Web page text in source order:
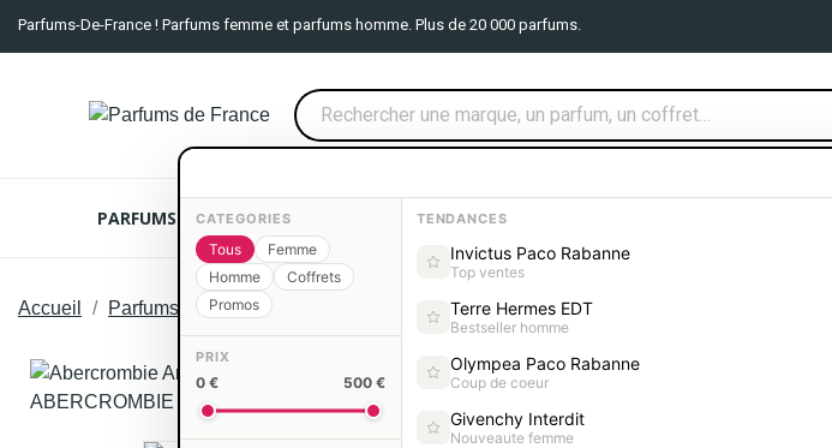
Parfums-De-France ! Parfums femme et parfums homme. Plus de 20 000 parfums.
PARFUMS FEMME PARFUMS HOMME COFFRETS PARFUMS
Accueil Parfums femme Parfums ABERCROMBIE FITCH femme
CATEGORIES
Tous
Femme
Homme
Coffrets
Promos
PRIX
0 € 500 €
TENDANCES
Invictus Paco Rabanne
Top ventes
Terre Hermes EDT
Bestseller homme
Olympea Paco Rabanne
Coup de coeur
Givenchy Interdit
Nouveaute femme